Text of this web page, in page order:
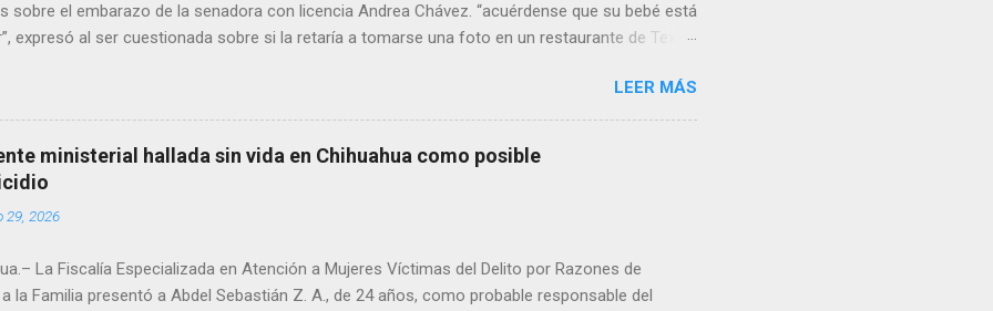
sobre el embarazo de la senadora con licencia Andrea Chávez. “acuérdense que su bebé está
expresó al ser cuestionada sobre si la retaría a tomarse una foto en un restaurante de Texas
porque hay muchas emociones fuertes, ¿Qué tal si se le ocurre que a lo mejor en el IMSS?,
se le ocurre cruzar y luego le den un susto, y pues la criatura se adelante o algo?, yo creo que
ser cuidadosa porque los personajes de Morena, cada que cruzan, cruzan así de que, 'por
pase que pase, que pase', todos están bajo esa amenaza justamente por los vínculos y las
polémicas al trasladar la confrontación política h...
LEER MÁS
ministerial hallada sin vida en Chihuahua como posible
29, 2026
La Fiscalía Especializada en Atención a Mujeres Víctimas del Delito por Razones de
la Familia presentó a Abdel Sebastián Z. A., de 24 años, como probable responsable del